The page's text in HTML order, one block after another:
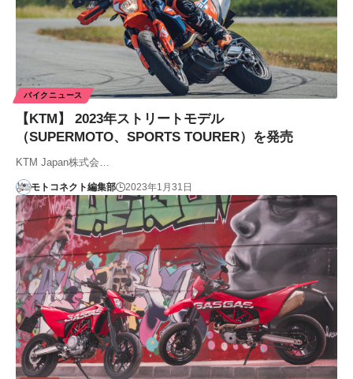
バイクニュース
【KTM】 2023年ストリートモデル
（SUPERMOTO、SPORTS TOURER）を発売
KTM Japan株式会…
モトコネクト編集部 2023年1月31日